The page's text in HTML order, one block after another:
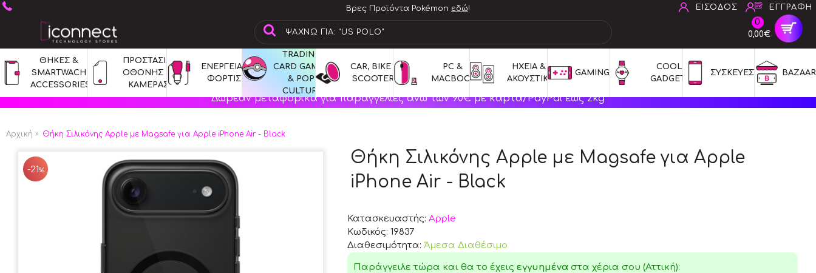
Βρες Προϊόντα Pokémon εδώ! ΕΙΣΟΔΟΣ ΕΓΓΡΑΦΗ
0
0,00€
ΘΗΚΕΣ &
SMARTWACH
ACCESSORIES
ΠΡΟΣΤΑΣΙΑ
ΟΘΟΝΗΣ &
ΚΑΜΕΡΑΣ
ΕΝΕΡΓΕΙΑ &
ΦΟΡΤΙΣΗ
TRADING
CARD GAMES
& POP
CULTURE
CAR, BIKE &
SCOOTERS
PC &
MACBOOK
ΗΧΕΙΑ &
ΑΚΟΥΣΤΙΚΑ
GAMING
COOL
GADGETS
ΣΥΣΚΕΥΕΣ BAZAAR
Δωρεάν μεταφορικά για παραγγελίες άνω των 90€ με κάρτα/PayPal έως 2kg
Αρχική Θήκη Σιλικόνης Apple με Magsafe για Apple iPhone Air - Black
-21%
Θήκη Σιλικόνης Apple με Magsafe για Apple
iPhone Air - Black
Κατασκευαστής: Apple
Κωδικός: 19837
Διαθεσιμότητα: Άμεσα Διαθέσιμο
Παράγγειλε τώρα και θα το έχεις εγγυημέναστα χέρια σου (Αττική):